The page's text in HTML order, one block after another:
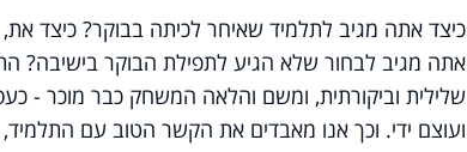
כיצד אתה מגיב לתלמיד שאיחר לכיתה בבוקר? כיצד
אתה מגיב לבחור שלא הגיע לתפילת הבוקר בישיבה?
שלילית וביקורתית, ומשם והלאה המשחק כבר מוכר -
ועוצם ידי. וכך אנו מאבדים את הקשר הטוב עם התלמיד,